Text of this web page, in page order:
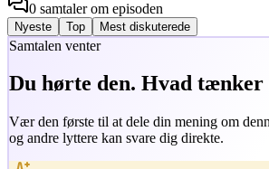
0 samtalerom episoden
Nyeste Top Mest diskuterede
Samtalen venter
Du hørte den. Hvad tænker
Vær den første til at dele din mening om
og andre lyttere kan svare dig direkte.